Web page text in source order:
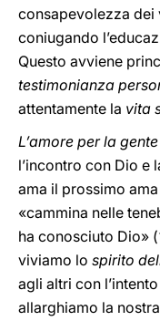
consapevolezza dei
coniugando
Questo avviene
testimonianza
attentamente la vita
L’amore per la gente
l’incontro con Dio e
ama il prossimo
«cammina nelle
ha conosciuto Dio» (
viviamo lo spirito
agli altri con
allarghiamo la